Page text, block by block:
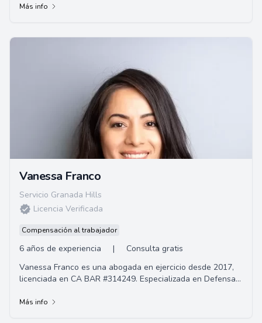
Más info
Vanessa Franco
Servicio Granada Hills
Licencia Verificada
Compensación al trabajador
6 años de experiencia |
Consulta gratis
Vanessa Franco es una abogada en ejercicio desde 2017,
licenciada en CA BAR #314249. Especializada en Defensa
Más info